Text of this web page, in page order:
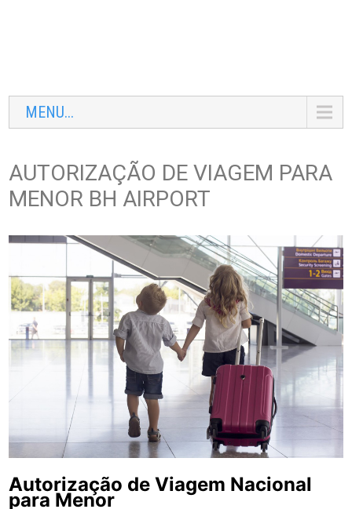
MENU...
AUTORIZAÇÃO DE VIAGEM PARA
MENOR BH AIRPORT
Autorização de Viagem Nacional
para Menor